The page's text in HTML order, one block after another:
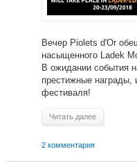
Вечер Piolets d'Or
насыщенного Ladek
В ожидании события
престижные награды,
фестиваля!
Читать далее
2 комментария